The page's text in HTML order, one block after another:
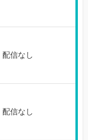
配信なし
配信なし